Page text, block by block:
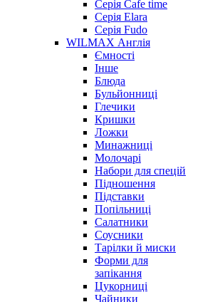
Серія Cafe time
Серія Elara
Серія Fudo
WILMAX Англія
Ємності
Інше
Блюда
Бульйонниці
Глечики
Кришки
Ложки
Минажниці
Молочарі
Набори для спецій
Підношення
Підставки
Попільниці
Салатники
Соусники
Тарілки й миски
Форми для
запікання
Цукорниці
Чайники